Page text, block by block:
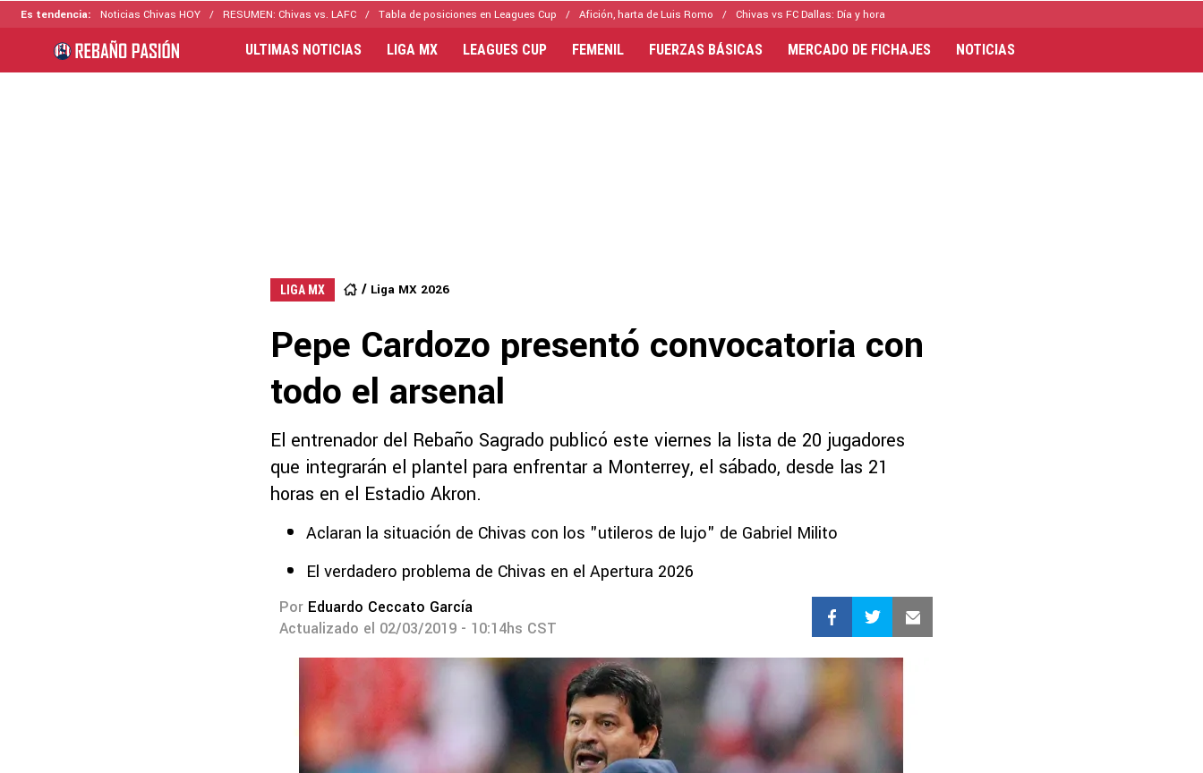
Es tendencia: Noticias Chivas HOY RESUMEN: Chivas vs. LAFC Tabla de posiciones en Leagues Cup Afición, harta de Luis Romo Chivas vs FC Dallas: Día y hora
ULTIMAS NOTICIAS LIGA MX LEAGUES CUP FEMENIL FUERZAS BÁSICAS MERCADO DE FICHAJES NOTICIAS
LIGA MX Liga MX 2026
Pepe Cardozo presentó convocatoria con
todo el arsenal
El entrenador del Rebaño Sagrado publicó este viernes la lista de 20 jugadores
que integrarán el plantel para enfrentar a Monterrey, el sábado, desde las 21
horas en el Estadio Akron.
Aclaran la situación de Chivas con los "utileros de lujo" de Gabriel Milito
El verdadero problema de Chivas en el Apertura 2026
Por Eduardo Ceccato García
Actualizado el 02/03/2019 - 10:14hs CST